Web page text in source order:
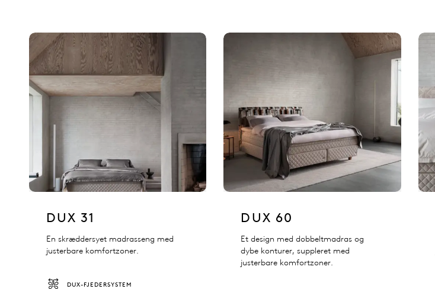
DUX 31
En skræddersyet madrasseng med
justerbare komfortzoner.
DUX-FJEDERSYSTEM
DUX 60
Et design med dobbeltmadras og
dybe konturer, suppleret med
justerbare komfortzoner.